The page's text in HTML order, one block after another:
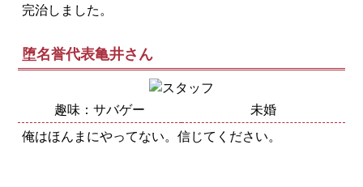
完治しました。
堕名誉代表亀井さん
趣味：サバゲー
未婚
俺はほんまにやってない。信じてください。